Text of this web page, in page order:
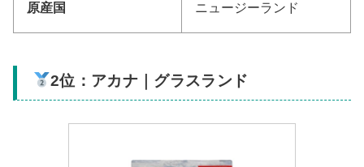
原産国 ニュージーランド
2位：アカナ｜グラスランド